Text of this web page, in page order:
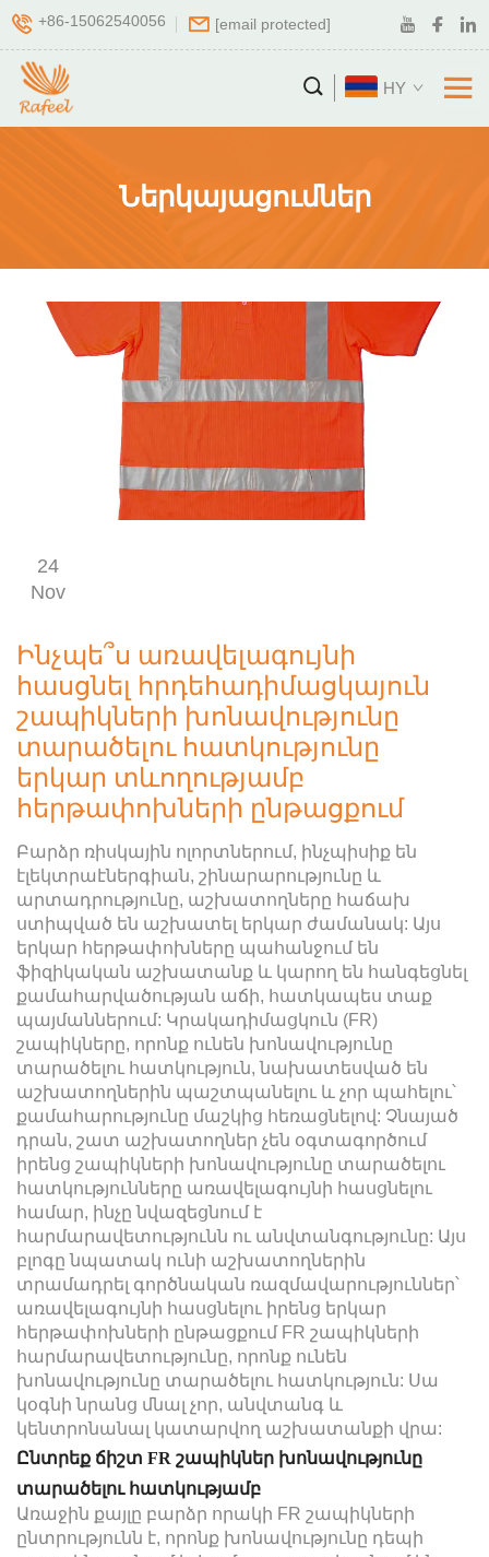
+86-15062540056 [email protected]
HY
Ներկայացումներ
24
Nov
Ինչպե՞ս առավելագույնի
հասցնել հրդեհադիմացկայուն
շապիկների խոնավությունը
տարածելու հատկությունը
երկար տևողությամբ
հերթափոխների ընթացքում
Բարձր ռիսկային ոլորտներում, ինչպիսիք են
էլեկտրաէներգիան, շինարարությունը և
արտադրությունը, աշխատողները հաճախ
ստիպված են աշխատել երկար ժամանակ: Այս
երկար հերթափոխները պահանջում են
ֆիզիկական աշխատանք և կարող են հանգեցնել
քամահարվածության աճի, հատկապես տաք
պայմաններում: Կրակադիմացկուն (FR)
շապիկները, որոնք ունեն խոնավությունը
տարածելու հատկություն, նախատեսված են
աշխատողներին պաշտպանելու և չոր պահելու՝
քամահարությունը մաշկից հեռացնելով: Չնայած
դրան, շատ աշխատողներ չեն օգտագործում
իրենց շապիկների խոնավությունը տարածելու
հատկությունները առավելագույնի հասցնելու
համար, ինչը նվազեցնում է
հարմարավետությունն ու անվտանգությունը: Այս
բլոգը նպատակ ունի աշխատողներին
տրամադրել գործնական ռազմավարություններ՝
առավելագույնի հասցնելու իրենց երկար
հերթափոխների ընթացքում FR շապիկների
հարմարավետությունը, որոնք ունեն
խոնավությունը տարածելու հատկություն: Սա
կօգնի նրանց մնալ չոր, անվտանգ և
կենտրոնանալ կատարվող աշխատանքի վրա:
Ընտրեք ճիշտ FR շապիկներ խոնավությունը
տարածելու հատկությամբ
Առաջին քայլը բարձր որակի FR շապիկների
ընտրությունն է, որոնք խոնավությունը դեպի